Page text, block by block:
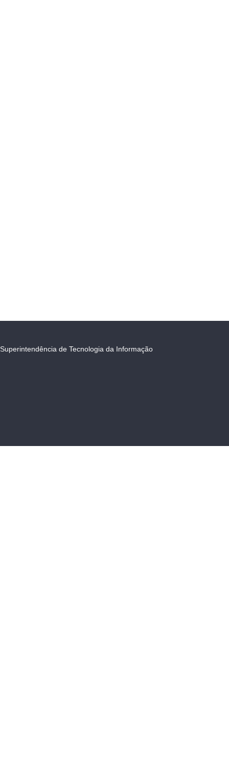
Superintendência de Tecnologia da Informação